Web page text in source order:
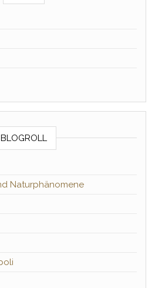
BLOGROLL
Naturphänomene